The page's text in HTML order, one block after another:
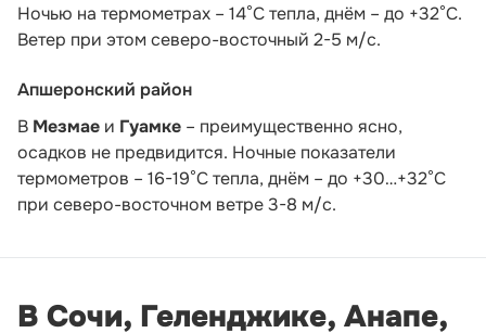
Ночью на термометрах – 14°C тепла, днём – до +32°C.
Ветер при этом северо-восточный 2-5 м/с.
Апшеронский район
В Мезмае и Гуамке – преимущественно ясно,
осадков не предвидится. Ночные показатели
термометров – 16-19°С тепла, днём – до +30…+32°С
при северо-восточном ветре 3-8 м/с.
В Сочи, Геленджике, Анапе,